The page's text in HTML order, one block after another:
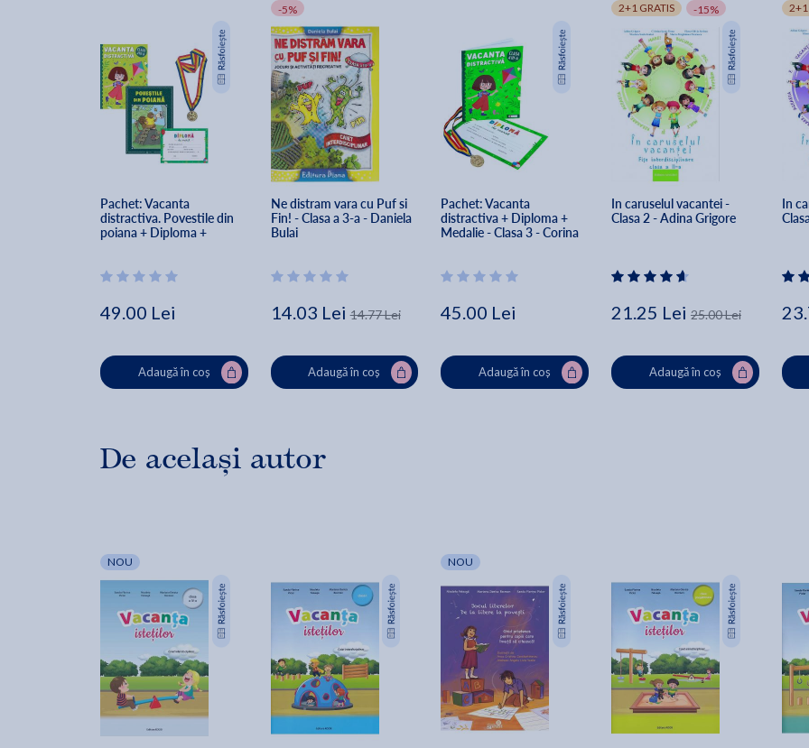
Pachet: Vacanta
distractiva. Povestile din
poiana + Diploma +
Manuela Koszorus
49.00 Lei
Adaugă în coș
-5%
Ne distram vara cu Puf si
Fin! - Clasa a 3-a - Daniela
Bulai
14.03 Lei 14.77 Lei
Adaugă în coș
Pachet: Vacanta
distractiva + Diploma +
Medalie - Clasa 3 - Corina
45.00 Lei
Adaugă în coș
2+1 GRATIS -15%
In caruselul vacantei -
Clasa 2 - Adina Grigore
21.25 Lei 25.00 Lei
Adaugă în coș
2+1
In
De același autor
NOU NOU